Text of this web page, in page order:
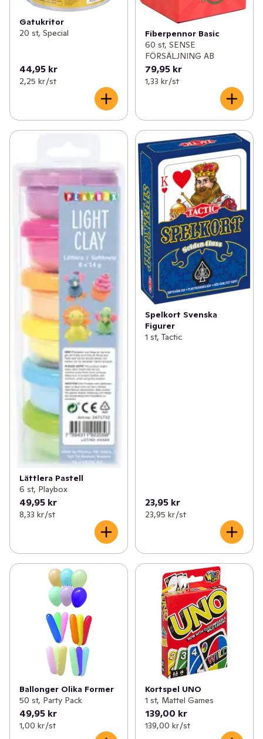
Gatukritor
20 st, Special
44,95 kr
2,25 kr /st
Fiberpennor Basic
60 st, SENSE
FÖRSÄLJNING AB
79,95 kr
1,33 kr /st
Lättlera Pastell
6 st, Playbox
49,95 kr
8,33 kr /st
Spelkort Svenska
Figurer
1 st, Tactic
23,95 kr
23,95 kr /st
Ballonger Olika Former
50 st, Party Pack
49,95 kr
1,00 kr /st
Kortspel UNO
1 st, Mattel Games
139,00 kr
139,00 kr /st